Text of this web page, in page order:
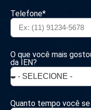
Telefone*
O que você mais
da IEN?
Quanto tempo você se